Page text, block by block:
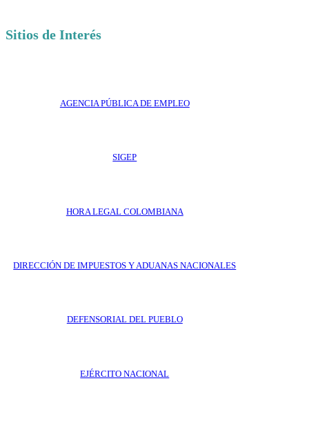
Sitios de Interés
AGENCIA PÚBLICA DE EMPLEO
SIGEP
HORA LEGAL COLOMBIANA
DIRECCIÓN DE IMPUESTOS Y ADUANAS NACIONALES
DEFENSORIAL DEL PUEBLO
EJÉRCITO NACIONAL